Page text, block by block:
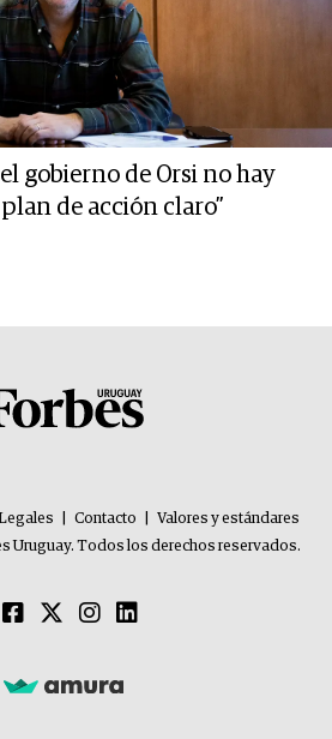
gobierno de Orsi no hay
de acción claro”
Contacto
Valores y estándares
Uruguay. Todos los derechos reservados.